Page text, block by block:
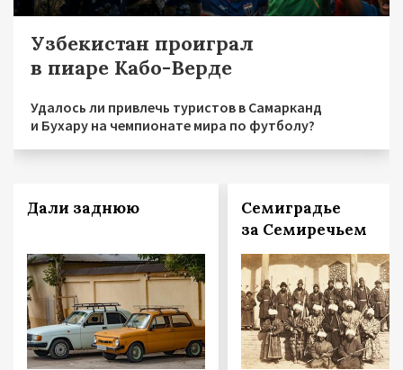
Узбекистан проиграл
в пиаре Кабо-Верде
Удалось ли привлечь туристов в Самарканд
и Бухару на чемпионате мира по футболу?
Дали заднюю
Семиградье
за Семиречьем